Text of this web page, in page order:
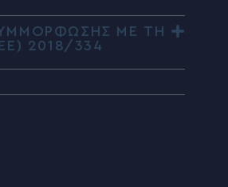
ΜΕ ΤΗ
2018/334